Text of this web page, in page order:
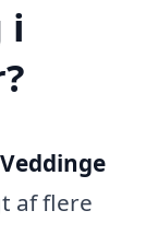
i
af flere